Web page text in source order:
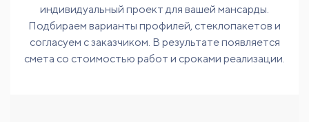
индивидуальный проект для вашей мансарды.
Подбираем варианты профилей, стеклопакетов и
согласуем с заказчиком. В результате появляется
смета со стоимостью работ и сроками реализации.